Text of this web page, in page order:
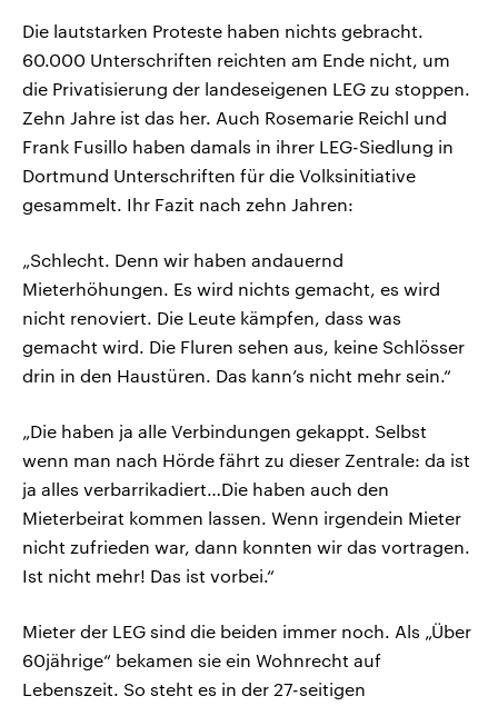
Die lautstarken Proteste haben nichts gebracht.
60.000 Unterschriften reichten am Ende nicht, um
die Privatisierung der landeseigenen LEG zu stoppen.
Zehn Jahre ist das her. Auch Rosemarie Reichl und
Frank Fusillo haben damals in ihrer LEG-Siedlung in
Dortmund Unterschriften für die Volksinitiative
gesammelt. Ihr Fazit nach zehn Jahren:
„Schlecht. Denn wir haben andauernd
Mieterhöhungen. Es wird nichts gemacht, es wird
nicht renoviert. Die Leute kämpfen, dass was
gemacht wird. Die Fluren sehen aus, keine Schlösser
drin in den Haustüren. Das kann’s nicht mehr sein.“
„Die haben ja alle Verbindungen gekappt. Selbst
wenn man nach Hörde fährt zu dieser Zentrale: da ist
ja alles verbarrikadiert…Die haben auch den
Mieterbeirat kommen lassen. Wenn irgendein Mieter
nicht zufrieden war, dann konnten wir das vortragen.
Ist nicht mehr! Das ist vorbei.“
Mieter der LEG sind die beiden immer noch. Als „Über
60jährige“ bekamen sie ein Wohnrecht auf
Lebenszeit. So steht es in der 27-seitigen